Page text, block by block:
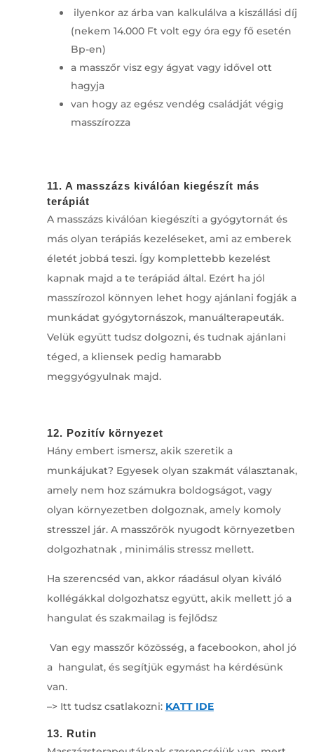
ilyenkor az árba van kalkulálva a kiszállási díj
(nekem 14.000 Ft volt egy óra egy fő esetén
Bp-en)
a masszőr visz egy ágyat vagy idővel ott
hagyja
van hogy az egész vendég családját végig
masszírozza
11. A masszázs kiválóan kiegészít más
terápiát
A masszázs kiválóan kiegészíti a gyógytornát és
más olyan terápiás kezeléseket, ami az emberek
életét jobbá teszi. Így komplettebb kezelést
kapnak majd a te terápiád által. Ezért ha jól
masszírozol könnyen lehet hogy ajánlani fogják a
munkádat gyógytornászok, manuálterapeuták.
Velük együtt tudsz dolgozni, és tudnak ajánlani
téged, a kliensek pedig hamarabb
meggyógyulnak majd.
12. Pozitív környezet
Hány embert ismersz, akik szeretik a
munkájukat? Egyesek olyan szakmát választanak,
amely nem hoz számukra boldogságot, vagy
olyan környezetben dolgoznak, amely komoly
stresszel jár. A masszőrök nyugodt környezetben
dolgozhatnak , minimális stressz mellett.
Ha szerencséd van, akkor ráadásul olyan kiváló
kollégákkal dolgozhatsz együtt, akik mellett jó a
hangulat és szakmailag is fejlődsz
Van egy masszőr közösség, a facebookon, ahol jó
a hangulat, és segítjük egymást ha kérdésünk
van.
–> Itt tudsz csatlakozni: KATT IDE
13. Rutin